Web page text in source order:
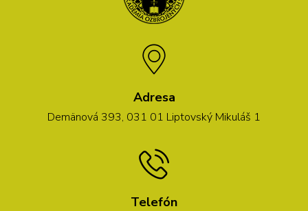
Adresa
Demänová 393, 031 01 Liptovský Mikuláš 1
Telefón